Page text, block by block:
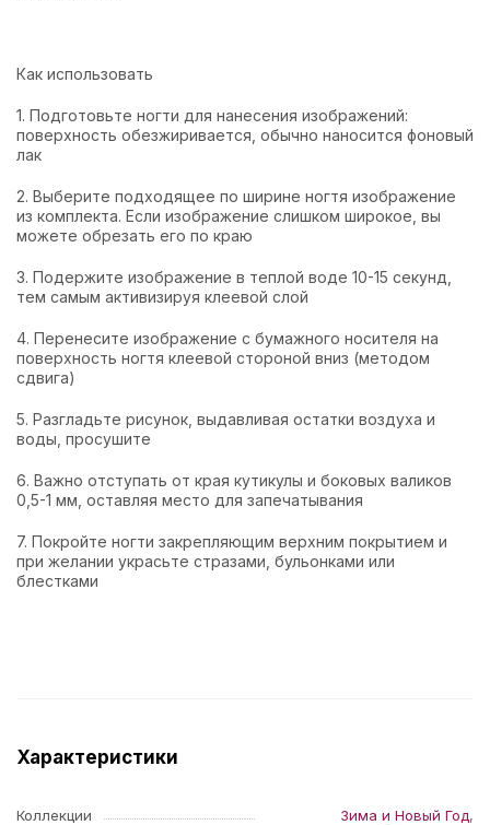
Как использовать
1. Подготовьте ногти для нанесения изображений:
поверхность обезжиривается, обычно наносится фоновый
лак
2. Выберите подходящее по ширине ногтя изображение
из комплекта. Если изображение слишком широкое, вы
можете обрезать его по краю
3. Подержите изображение в теплой воде 10-15 секунд,
тем самым активизируя клеевой слой
4. Перенесите изображение с бумажного носителя на
поверхность ногтя клеевой стороной вниз (методом
сдвига)
5. Разгладьте рисунок, выдавливая остатки воздуха и
воды, просушите
6. Важно отступать от края кутикулы и боковых валиков
0,5-1 мм, оставляя место для запечатывания
7. Покройте ногти закрепляющим верхним покрытием и
при желании украсьте стразами, бульонками или
блестками
Характеристики
Коллекции Зима и Новый Год,